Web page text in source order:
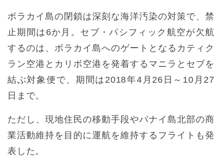
ボラカイ島の閉鎖は深刻な海洋汚染の対策で、禁
止期間は6か月。セブ・パシフィック航空が欠航
するのは、ボラカイ島へのゲートとなるカティク
ラン空港とカリボ空港を発着するマニラとセブを
結ぶ対象便で、期間は2018年4月26日～10月27
日まで。
ただし、現地住民の移動手段やパナイ島北部の商
業活動維持を目的に運航を維持するフライトも発
表した。